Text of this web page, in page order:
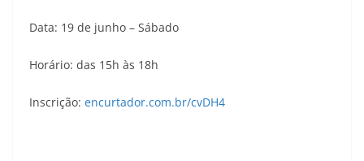
Data: 19 de junho – Sábado
Horário: das 15h às 18h
Inscrição: encurtador.com.br/cvDH4